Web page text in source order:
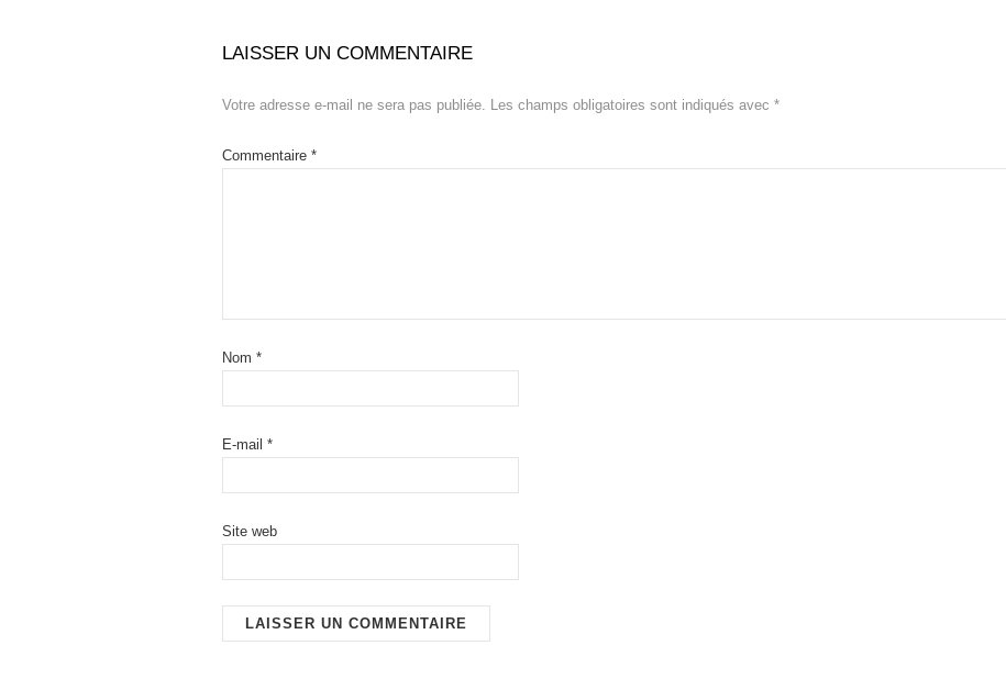
LAISSER UN COMMENTAIRE
Votre adresse e-mail ne sera pas publiée. Les champs obligatoires sont indiqués avec *
Commentaire *
Nom *
E-mail *
Site web